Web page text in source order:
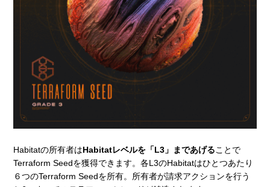
Habitatの所有者はHabitatレベルを「L3」まであげることで
Terraform Seedを獲得できます。各L3のHabitatはひとつあたり
６つのTerraform Seedを所有。所有者が請求アクションを行う